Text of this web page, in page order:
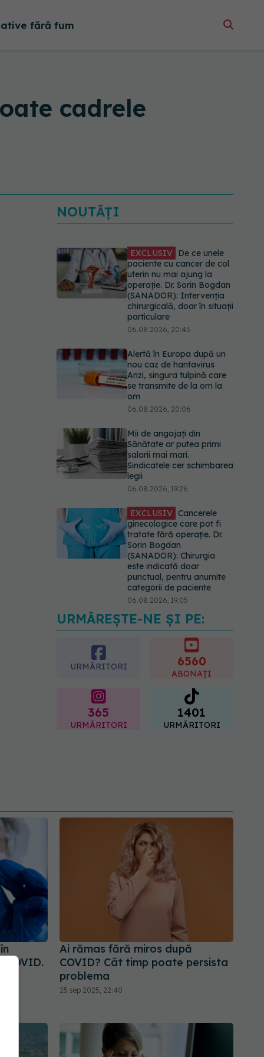
fără fum
cadrele
NOUTĂȚI
EXCLUSIV De ce unele
paciente cu cancer de col
uterin nu mai ajung la
operație. Dr. Sorin Bogdan
(SANADOR): Intervenția
chirurgicală, doar în situații
particulare
06.08.2026, 20:45
Alertă în Europa după un
nou caz de hantavirus
Anzi, singura tulpină care
se transmite de la om la
om
06.08.2026, 20:06
Mii de angajați din
Sănătate ar putea primi
salarii mai mari.
Sindicatele cer schimbarea
legii
06.08.2026, 19:26
EXCLUSIV Cancerele
ginecologice care pot fi
tratate fără operație. Dr.
Sorin Bogdan
(SANADOR): Chirurgia
este indicată doar
punctual, pentru anumite
categorii de paciente
06.08.2026, 19:05
EXCLUSIV Brahiterapie
vs radioterapie externă în
cancerul ginecologic. Dr.
Sorin Bogdan (SANADOR)
explică diferența și cum
acționează tratamentul
URMĂREȘTE-NE ȘI PE:
URMĂRITORI 6560
ABONAȚI
365
URMĂRITORI
1401
URMĂRITORI
COVID.
Ai rămas fără miros după
COVID? Cât timp poate persista
problema
25 sep 2025, 22:40